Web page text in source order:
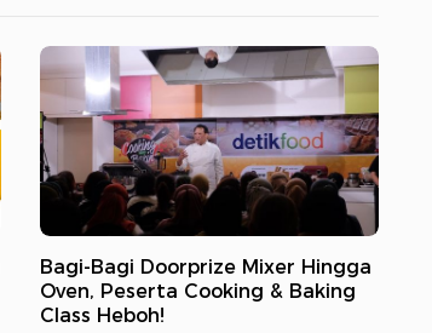
Bagi-Bagi Doorprize Mixer Hingga
Oven, Peserta Cooking & Baking
Class Heboh!